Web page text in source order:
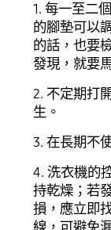
1. 每一至二
的腳墊可以
的話，也要
發現，就要
2. 不定期打
生。
3. 在長期不
4. 洗衣機的
持乾燥；若
損，應立即